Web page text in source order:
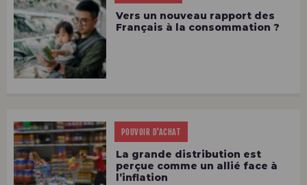
Vers un nouveau rapport des
Français à la consommation ?
POUVOIR D'ACHAT
La grande distribution est
perçue comme un allié face à
l’inflation